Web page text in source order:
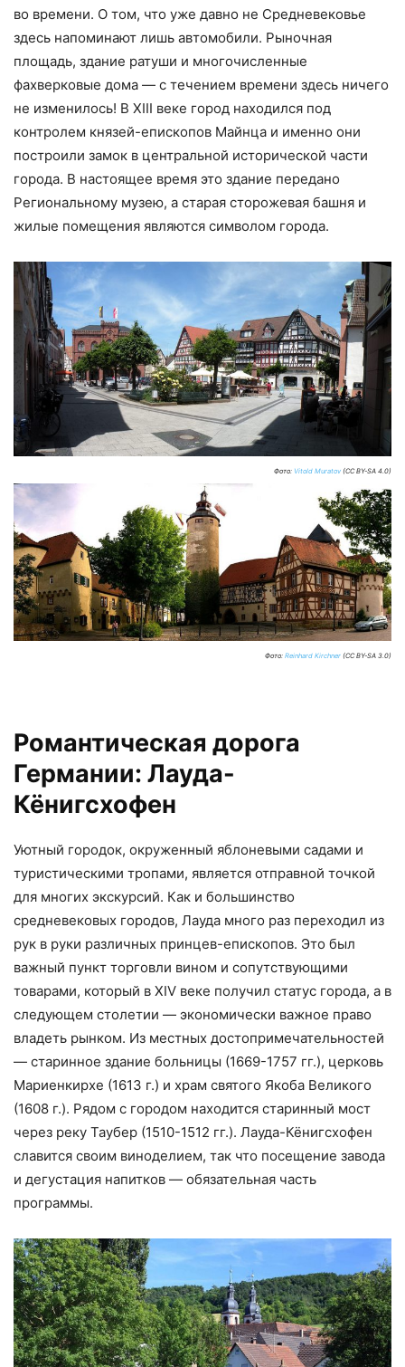
во времени. О том, что уже давно не Средневековье
здесь напоминают лишь автомобили. Рыночная
площадь, здание ратуши и многочисленные
фахверковые дома — с течением времени здесь ничего
не изменилось! В XIII веке город находился под
контролем князей-епископов Майнца и именно они
построили замок в центральной исторической части
города. В настоящее время это здание передано
Региональному музею, а старая сторожевая башня и
жилые помещения являются символом города.
Фото: Vitold Muratov (CC BY-SA 4.0)
Фото: Reinhard Kirchner (CC BY-SA 3.0)
Романтическая дорога
Германии: Лауда-
Кёнигсхофен
Уютный городок, окруженный яблоневыми садами и
туристическими тропами, является отправной точкой
для многих экскурсий. Как и большинство
средневековых городов, Лауда много раз переходил из
рук в руки различных принцев-епископов. Это был
важный пункт торговли вином и сопутствующими
товарами, который в XIV веке получил статус города, а в
следующем столетии — экономически важное право
владеть рынком. Из местных достопримечательностей
— старинное здание больницы (1669-1757 гг.), церковь
Мариенкирхе (1613 г.) и храм святого Якоба Великого
(1608 г.). Рядом с городом находится старинный мост
через реку Таубер (1510-1512 гг.). Лауда-Кёнигсхофен
славится своим виноделием, так что посещение завода
и дегустация напитков — обязательная часть
программы.